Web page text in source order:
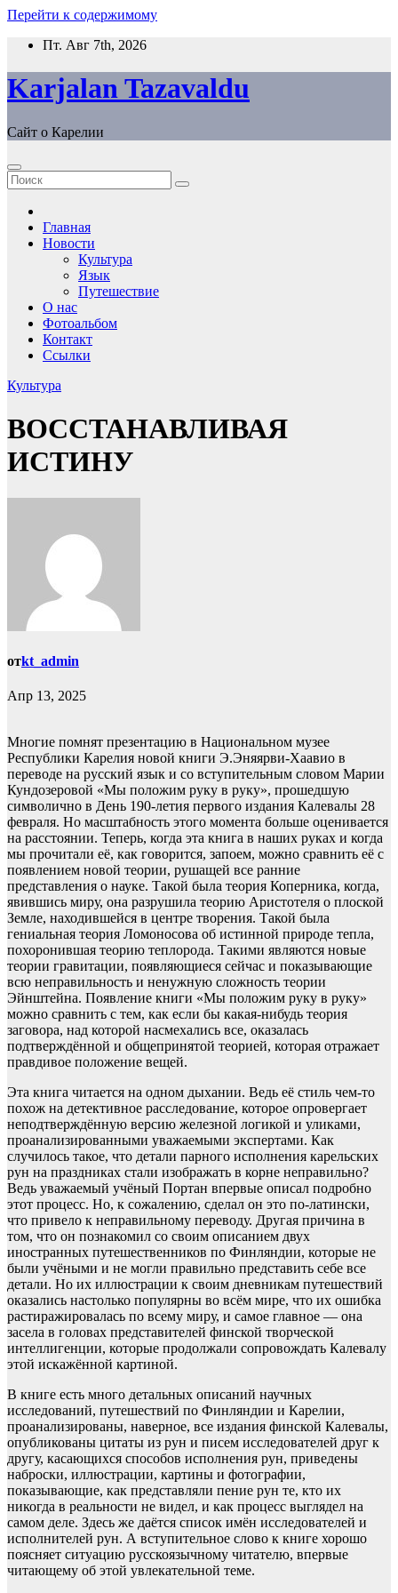
Перейти к содержимому
Пт. Авг 7th, 2026
Karjalan Tazavaldu
Сайт о Карелии
Главная
Новости
Культура
Язык
Путешествие
О нас
Фотоальбом
Контакт
Ссылки
Культура
ВОССТАНАВЛИВАЯ
ИСТИНУ
отkt_admin
Апр 13, 2025
Многие помнят презентацию в Национальном музее
Республики Карелия новой книги Э.Эняярви-Хаавио в
переводе на русский язык и со вступительным словом Марии
Кундозеровой «Мы положим руку в руку», прошедшую
символично в День 190-летия первого издания Калевалы 28
февраля. Но масштабность этого момента больше оценивается
на расстоянии. Теперь, когда эта книга в наших руках и когда
мы прочитали её, как говорится, запоем, можно сравнить её с
появлением новой теории, рушащей все ранние
представления о науке. Такой была теория Коперника, когда,
явившись миру, она разрушила теорию Аристотеля о плоской
Земле, находившейся в центре творения. Такой была
гениальная теория Ломоносова об истинной природе тепла,
похоронившая теорию теплорода. Такими являются новые
теории гравитации, появляющиеся сейчас и показывающие
всю неправильность и ненужную сложность теории
Эйнштейна. Появление книги «Мы положим руку в руку»
можно сравнить с тем, как если бы какая-нибудь теория
заговора, над которой насмехались все, оказалась
подтверждённой и общепринятой теорией, которая отражает
правдивое положение вещей.
Эта книга читается на одном дыхании. Ведь её стиль чем-то
похож на детективное расследование, которое опровергает
неподтверждённую версию железной логикой и уликами,
проанализированными уважаемыми экспертами. Как
случилось такое, что детали парного исполнения карельских
рун на праздниках стали изображать в корне неправильно?
Ведь уважаемый учёный Портан впервые описал подробно
этот процесс. Но, к сожалению, сделал он это по-латински,
что привело к неправильному переводу. Другая причина в
том, что он познакомил со своим описанием двух
иностранных путешественников по Финляндии, которые не
были учёными и не могли правильно представить себе все
детали. Но их иллюстрации к своим дневникам путешествий
оказались настолько популярны во всём мире, что их ошибка
растиражировалась по всему миру, и самое главное — она
засела в головах представителей финской творческой
интеллигенции, которые продолжали сопровождать Калевалу
этой искажённой картиной.
В книге есть много детальных описаний научных
исследований, путешествий по Финляндии и Карелии,
проанализированы, наверное, все издания финской Калевалы,
опубликованы цитаты из рун и писем исследователей друг к
другу, касающихся способов исполнения рун, приведены
наброски, иллюстрации, картины и фотографии,
показывающие, как представляли пение рун те, кто их
никогда в реальности не видел, и как процесс выглядел на
самом деле. Здесь же даётся список имён исследователей и
исполнителей рун. А вступительное слово к книге хорошо
поясняет ситуацию русскоязычному читателю, впервые
читающему об этой увлекательной теме.